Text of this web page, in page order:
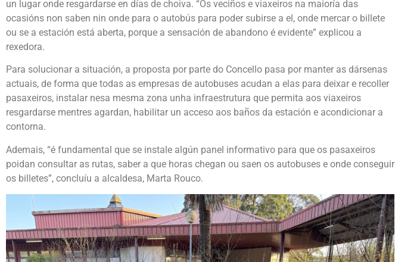
un lugar onde resgardarse en días de choiva. “Os veciños e viaxeiros na maioría das
ocasións non saben nin onde para o autobús para poder subirse a el, onde mercar o billete
ou se a estación está aberta, porque a sensación de abandono é evidente” explicou a
rexedora.
Para solucionar a situación, a proposta por parte do Concello pasa por manter as dársenas
actuais, de forma que todas as empresas de autobuses acudan a elas para deixar e recoller
pasaxeiros, instalar nesa mesma zona unha infraestrutura que permita aos viaxeiros
resgardarse mentres agardan, habilitar un acceso aos baños da estación e acondicionar a
contorna.
Ademais, “é fundamental que se instale algún panel informativo para que os pasaxeiros
poidan consultar as rutas, saber a que horas chegan ou saen os autobuses e onde conseguir
os billetes”, concluíu a alcaldesa, Marta Rouco.